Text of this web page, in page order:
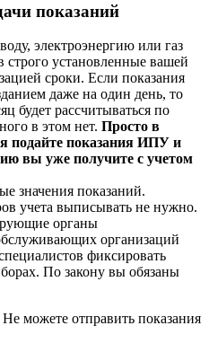
показаний
электроэнергию или газ
строго установленные вашей
сроки. Если показания
даже на один день, то
будет рассчитываться по
в этом нет. Просто в
подайте показания ИПУ и
вы уже получите с учетом
значения показаний.
учета выписывать не нужно.
органы
организаций
фиксировать
По закону вы обязаны
можете отправить показания